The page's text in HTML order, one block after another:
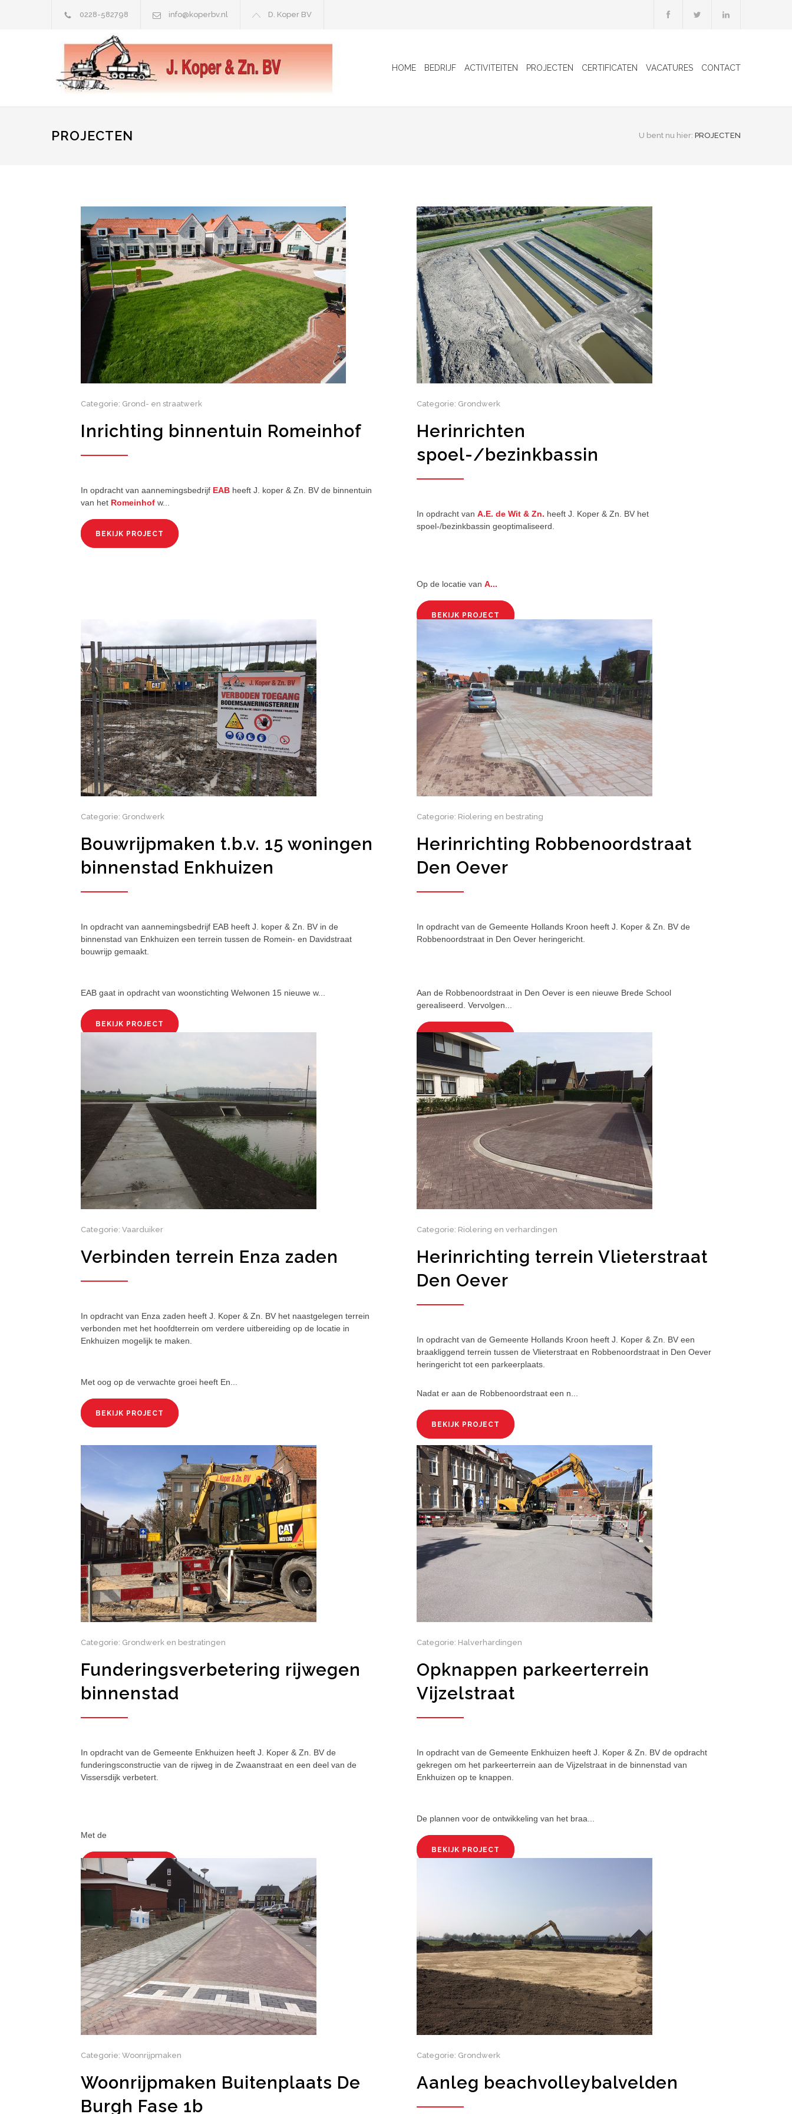
0228-582798 info@koperbv.nl D. Koper BV
HOME BEDRIJF ACTIVITEITEN PROJECTEN CERTIFICATEN VACATURES CONTACT
PROJECTEN U bent nu hier: PROJECTEN
Categorie: Grond- en straatwerk
Inrichting binnentuin Romeinhof
In opdracht van aannemingsbedrijf EAB heeft J. koper & Zn. BV de binnentuin
van het Romeinhof w...
BEKIJK PROJECT
Categorie: Grondwerk
Herinrichten
spoel-/bezinkbassin
In opdracht van A.E. de Wit & Zn. heeft J. Koper & Zn. BV het
spoel-/bezinkbassin geoptimaliseerd.
Op de locatie van A...
BEKIJK PROJECT
Categorie: Grondwerk
Bouwrijpmaken t.b.v. 15 woningen
binnenstad Enkhuizen
In opdracht van aannemingsbedrijf EAB heeft J. koper & Zn. BV in de
binnenstad van Enkhuizen een terrein tussen de Romein- en Davidstraat
bouwrijp gemaakt.
EAB gaat in opdracht van woonstichting Welwonen 15 nieuwe w...
BEKIJK PROJECT
Categorie: Riolering en bestrating
Herinrichting Robbenoordstraat
Den Oever
In opdracht van de Gemeente Hollands Kroon heeft J. Koper & Zn. BV de
Robbenoordstraat in Den Oever heringericht.
Aan de Robbenoordstraat in Den Oever is een nieuwe Brede School
gerealiseerd. Vervolgen...
BEKIJK PROJECT
Categorie: Vaarduiker
Verbinden terrein Enza zaden
In opdracht van Enza zaden heeft J. Koper & Zn. BV het naastgelegen terrein
verbonden met het hoofdterrein om verdere uitbereiding op de locatie in
Enkhuizen mogelijk te maken.
Met oog op de verwachte groei heeft En...
BEKIJK PROJECT
Categorie: Riolering en verhardingen
Herinrichting terrein Vlieterstraat
Den Oever
In opdracht van de Gemeente Hollands Kroon heeft J. Koper & Zn. BV een
braakliggend terrein tussen de Vlieterstraat en Robbenoordstraat in Den Oever
heringericht tot een parkeerplaats.
Nadat er aan de Robbenoordstraat een n...
BEKIJK PROJECT
Categorie: Grondwerk en bestratingen
Funderingsverbetering rijwegen
binnenstad
In opdracht van de Gemeente Enkhuizen heeft J. Koper & Zn. BV de
funderingsconstructie van de rijweg in de Zwaanstraat en een deel van de
Vissersdijk verbetert.
Met de
BEKIJK PROJECT
Categorie: Halverhardingen
Opknappen parkeerterrein
Vijzelstraat
In opdracht van de Gemeente Enkhuizen heeft J. Koper & Zn. BV de opdracht
gekregen om het parkeerterrein aan de Vijzelstraat in de binnenstad van
Enkhuizen op te knappen.
De plannen voor de ontwikkeling van het braa...
BEKIJK PROJECT
Categorie: Woonrijpmaken
Woonrijpmaken Buitenplaats De
Burgh Fase 1b
Categorie: Grondwerk
Aanleg beachvolleybalvelden